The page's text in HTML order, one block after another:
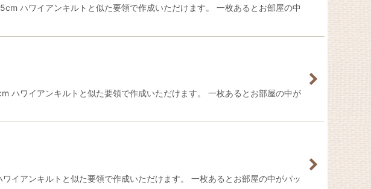
ハワイアンキルトと似た要領で作成いただけます。 一枚あるとお部屋の中
ワイアンキルトと似た要領で作成いただけます。 一枚あるとお部屋の中が
アンキルトと似た要領で作成いただけます。 一枚あるとお部屋の中がパッ